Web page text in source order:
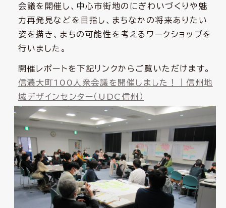
会議を開催し、中心市街地のにぎわいづくりや魅
力再発見などを目指し、まちなかの将来ありたい
姿を描き、まちの可能性を考えるワークショップを
行いました。
開催レポートを下記リンクからご覧いただけます。
信濃大町100人衆会議を開催しました！｜信州地
域デザインセンター（UDC信州）